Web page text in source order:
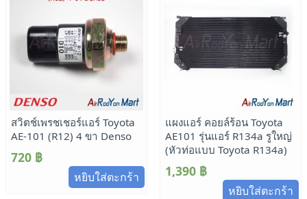
สวิตช์เพรชเชอร์แอร์ Toyota
AE-101 (R12) 4 ขา Denso
720 ฿
หยิบใส่ตะกร้า
แผงแอร์ คอยล์ร้อน Toyota
AE101 รุ่นแอร์ R134a รูใหญ่
(หัวท่อแบบ Toyota R134a)
1,390 ฿
หยิบใส่ตะกร้า